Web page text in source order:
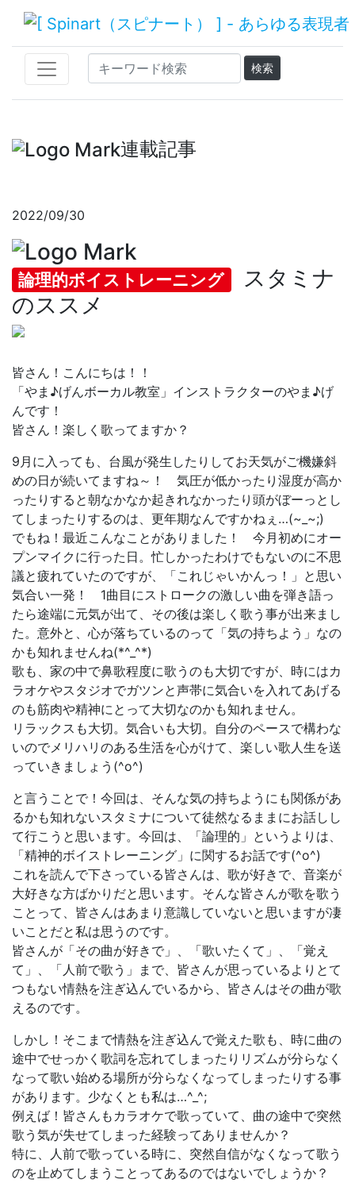
連載記事
2022/09/30
論理的ボイストレーニング
スタミナ
のススメ
皆さん！こんにちは！！
「やま♪げんボーカル教室」インストラクターのやま♪げ
んです！
皆さん！楽しく歌ってますか？
9月に入っても、台風が発生したりしてお天気がご機嫌斜
めの日が続いてますね～！ 気圧が低かったり湿度が高か
ったりすると朝なかなか起きれなかったり頭がぼーっとし
てしまったりするのは、更年期なんですかねぇ…(~_~;)
でもね！最近こんなことがありました！ 今月初めにオー
プンマイクに行った日。忙しかったわけでもないのに不思
議と疲れていたのですが、「これじゃいかんっ！」と思い
気合い一発！ 1曲目にストロークの激しい曲を弾き語っ
たら途端に元気が出て、その後は楽しく歌う事が出来まし
た。意外と、心が落ちているのって「気の持ちよう」なの
かも知れませんね(*^_^*)
歌も、家の中で鼻歌程度に歌うのも大切ですが、時にはカ
ラオケやスタジオでガツンと声帯に気合いを入れてあげる
のも筋肉や精神にとって大切なのかも知れません。
リラックスも大切。気合いも大切。自分のペースで構わな
いのでメリハリのある生活を心がけて、楽しい歌人生を送
っていきましょう(^o^)
と言うことで！今回は、そんな気の持ちようにも関係があ
るかも知れないスタミナについて徒然なるままにお話しし
て行こうと思います。今回は、「論理的」というよりは、
「精神的ボイストレーニング」に関するお話です(^o^)
これを読んで下さっている皆さんは、歌が好きで、音楽が
大好きな方ばかりだと思います。そんな皆さんが歌を歌う
ことって、皆さんはあまり意識していないと思いますが凄
いことだと私は思うのです。
皆さんが「その曲が好きで」、「歌いたくて」、「覚え
て」、「人前で歌う」まで、皆さんが思っているよりとて
つもない情熱を注ぎ込んでいるから、皆さんはその曲が歌
えるのです。
しかし！そこまで情熱を注ぎ込んで覚えた歌も、時に曲の
途中でせっかく歌詞を忘れてしまったりリズムが分らなく
なって歌い始める場所が分らなくなってしまったりする事
があります。少なくとも私は…^_^;
例えば！皆さんもカラオケで歌っていて、曲の途中で突然
歌う気が失せてしまった経験ってありませんか？
特に、人前で歌っている時に、突然自信がなくなって歌う
のを止めてしまうことってあるのではないでしょうか？